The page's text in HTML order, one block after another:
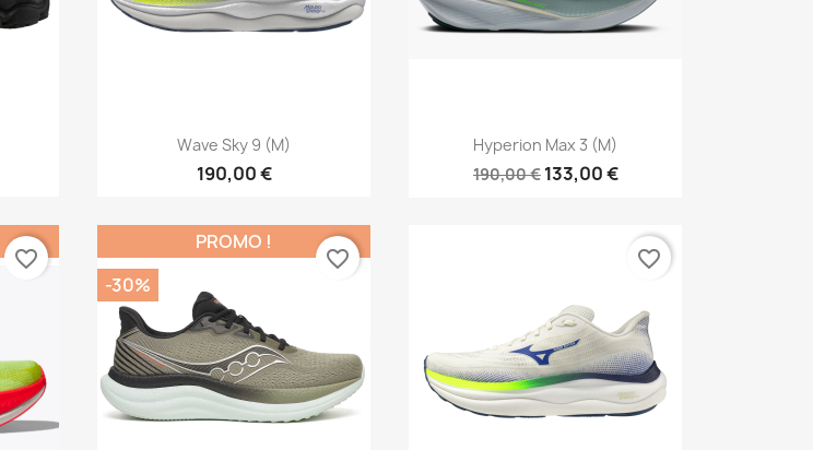
Aperçu rapide
Wave Sky 9 (M)
190,00 €
Aperçu rapide
Hyperion Max 3 (M)
190,00 € 133,00 €
favorite_border
PROMO !
-30%
favorite_border favorite_border